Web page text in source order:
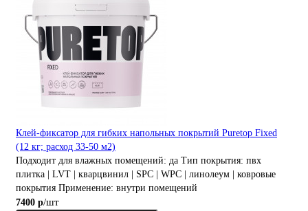
Клей-фиксатор для гибких напольных покрытий Puretop Fixed
(12 кг; расход 33-50 м2)
Подходит для влажных помещений: да Тип покрытия: пвх
плитка | LVT | кварцвинил | SPC | WPC | линолеум | ковровые
покрытия Применение: внутри помещений
7400 р/шт